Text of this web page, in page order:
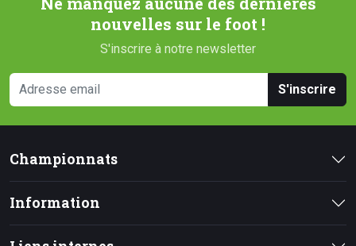
nouvelles sur le foot !
S'inscrire à notre newsletter
S'inscrire
Championnats
Information